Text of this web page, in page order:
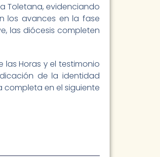
Toletana, evidenciando
los avances en la fase
las diócesis completen
Horas y el testimonio
de la identidad
en el siguiente